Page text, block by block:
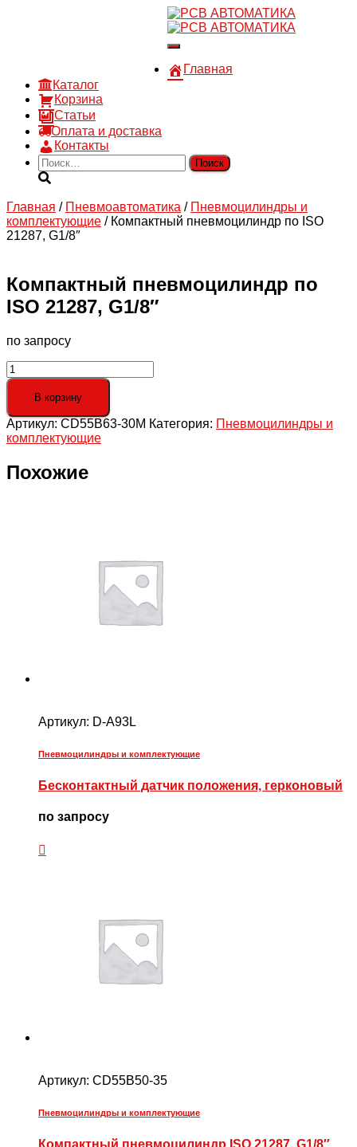
Войти
Переключить
навигацию
Главная
Каталог
Корзина
Статьи
Оплата и доставка
Контакты
Найти:
Главная / Пневмоавтоматика / Пневмоцилиндры и
комплектующие / Компактный пневмоцилиндр по ISO
21287, G1/8″
Компактный пневмоцилиндр по
ISO 21287, G1/8″
по запросу
Количество
товара
Компактный
пневмоцилиндр
по
ISO
G1/8"
В корзину
Артикул: CD55B63-30M Категория: Пневмоцилиндры и
комплектующие
Похожие
Артикул: D-A93L
Пневмоцилиндры и комплектующие
Бесконтактный датчик положения, герконовый
по запросу
Артикул: CD55B50-35
Пневмоцилиндры и комплектующие
Компактный пневмоцилиндр ISO 21287, G1/8″